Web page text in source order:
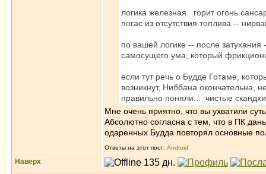
логика железная. горит огонь
погас из отсутствия топлива --
по вашей логике -- после
самосущего ума, который
если тут речь о Будде Готаме,
возникнут, Ниббана окончательна,
правильно поняли... чистые
Мне очень приятно, что вы ухватили
Абсолютно согласна с тем, что в ПК
одаренных Будда повторял основные
Ответы на этот пост: Android
Наверх